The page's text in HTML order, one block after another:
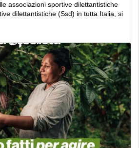
associazioni sportive dilettantistiche
dilettantistiche (Ssd) in tutta Italia, si